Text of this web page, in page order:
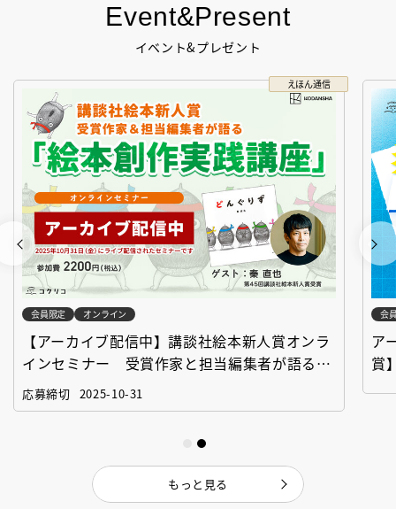
Event&Present
イベント&プレゼント
えほん通信
会員限定 オンライン
【アーカイブ配信中】講談社絵本新人賞オンラ
インセミナー 受賞作家と担当編集者が語る
「絵本創作実践講座」
応募締切 2025-10-31
会
ア
賞
もっと見る